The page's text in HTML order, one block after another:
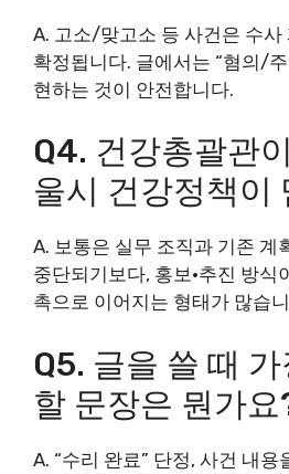
A. 고소/맞고소 등 사건은 수
확정됩니다. 글에서는 “혐의/
현하는 것이 안전합니다.
Q4. 건강총괄관
울시 건강정책이
A. 보통은 실무 조직과 기존 계
중단되기보다, 홍보·추진 방식
촉으로 이어지는 형태가 많습
Q5. 글을 쓸 때
할 문장은 뭔가요
A. “수리 완료” 단정, 사건 내용